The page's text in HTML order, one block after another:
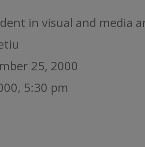
in visual and media
25, 2000
5:30 pm